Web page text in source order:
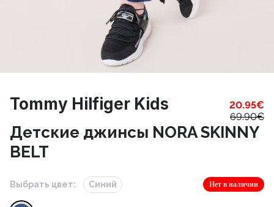
Tommy Hilfiger Kids 20.95€
69.90€
Детские джинсы NORA SKINNY
BELT
Выбрать цвет: Синий Нет в наличии